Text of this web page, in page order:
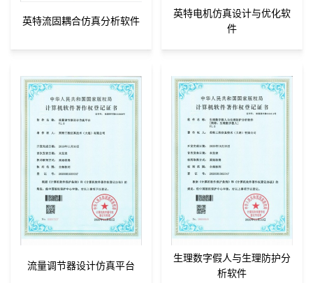
英特流固耦合仿真分析软件
英特电机仿真设计与优化软
件
流量调节器设计仿真平台
生理数字假人与生理防护分
析软件